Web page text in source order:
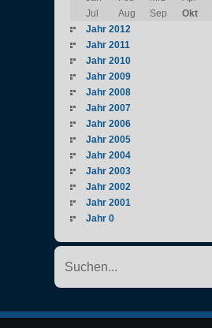
Jul
Aug Sep Okt
Jahr 2012
Jahr 2011
Jahr 2010
Jahr 2009
Jahr 2008
Jahr 2007
Jahr 2006
Jahr 2005
Jahr 2004
Jahr 2003
Jahr 2002
Jahr 2001
Jahr 0